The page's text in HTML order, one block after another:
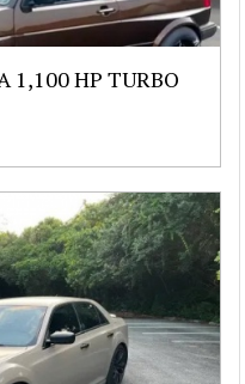
1,100 HP TURBO